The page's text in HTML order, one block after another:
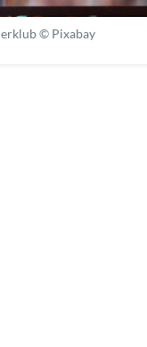
© Pixabay